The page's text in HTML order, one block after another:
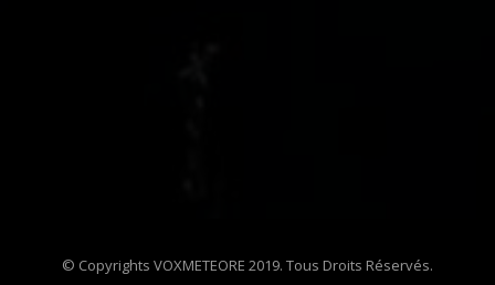
© Copyrights VOXMETEORE 2019. Tous Droits Réservés.